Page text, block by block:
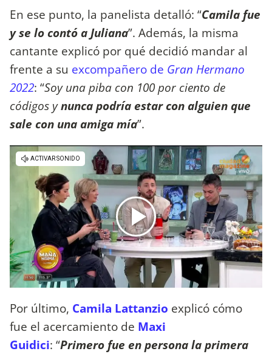
En ese punto, la panelista detalló: “Camila fue
y se lo contó a Juliana”. Además, la misma
cantante explicó por qué decidió mandar al
frente a su excompañero de Gran Hermano
2022: “Soy una piba con 100 por ciento de
códigos ynunca podría estar con alguien que
sale con una amiga mía”.
Por último, Camila Lattanzio explicó cómo
fue el acercamiento de Maxi
Guidici: “Primero fue en persona la primera